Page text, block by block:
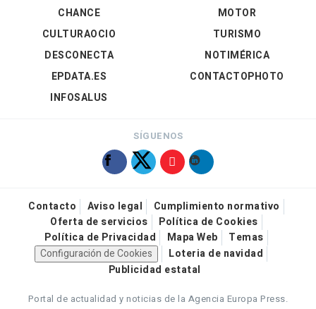
CHANCE
CULTURAOCIO
DESCONECTA
EPDATA.ES
INFOSALUS
MOTOR
TURISMO
NOTIMÉRICA
CONTACTOPHOTO
SÍGUENOS
Contacto Aviso legal
Cumplimiento normativo
Oferta de servicios
Política de Cookies
Política de Privacidad
Mapa Web
Temas
Configuración de Cookies
Loteria de navidad
Publicidad estatal
Portal de actualidad y noticias de la Agencia Europa Press.